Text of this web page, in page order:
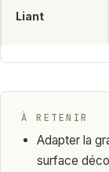
Liant
À RETENIR
Adapter la
surface